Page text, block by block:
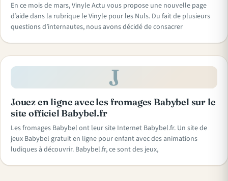
En ce mois de mars, Vinyle Actu vous propose une nouvelle page
d’aide dans la rubrique le Vinyle pour les Nuls. Du fait de plusieurs
questions d’internautes, nous avons décidé de consacrer
J
Jouez en ligne avec les fromages Babybel sur le
site officiel Babybel.fr
Les fromages Babybel ont leur site Internet Babybel.fr. Un site de
jeux Babybel gratuit en ligne pour enfant avec des animations
ludiques à découvrir. Babybel.fr, ce sont des jeux,